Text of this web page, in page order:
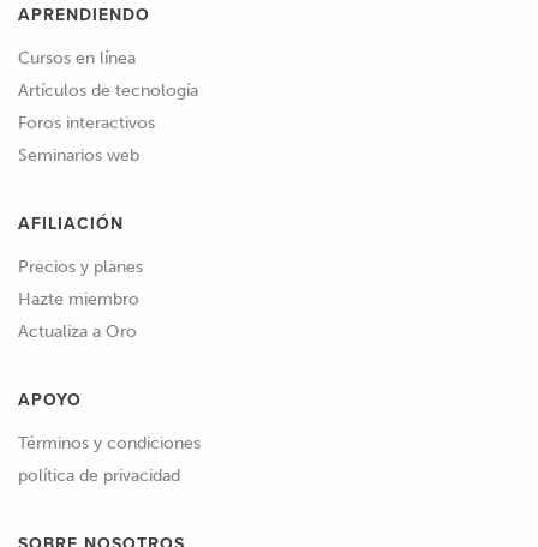
APRENDIENDO
Cursos en línea
Artículos de tecnología
Foros interactivos
Seminarios web
AFILIACIÓN
Precios y planes
Hazte miembro
Actualiza a Oro
APOYO
Términos y condiciones
política de privacidad